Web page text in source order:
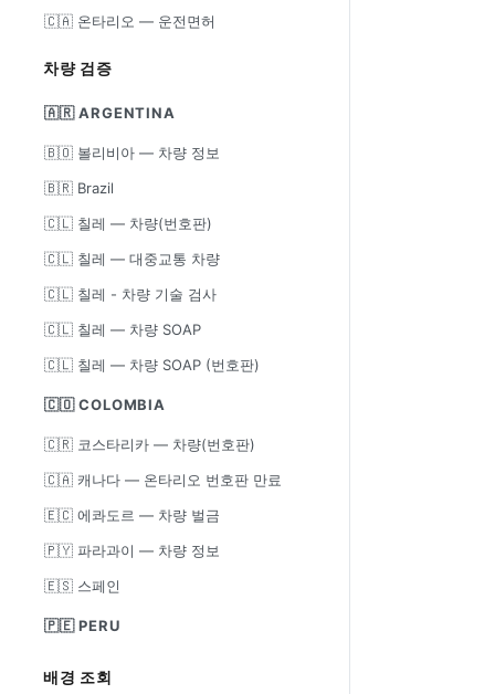
🇨🇦 온타리오 — 운전면허
차량 검증
🇦🇷 ARGENTINA
🇧🇴 볼리비아 — 차량 정보
🇧🇷 Brazil
🇨🇱 칠레 — 차량(번호판)
🇨🇱 칠레 — 대중교통 차량
🇨🇱 칠레 - 차량 기술 검사
🇨🇱 칠레 — 차량 SOAP
🇨🇱 칠레 — 차량 SOAP (번호판)
🇨🇴 COLOMBIA
🇨🇷 코스타리카 — 차량(번호판)
🇨🇦 캐나다 — 온타리오 번호판 만료
🇪🇨 에콰도르 — 차량 벌금
🇵🇾 파라과이 — 차량 정보
🇪🇸 스페인
🇵🇪 PERU
배경 조회